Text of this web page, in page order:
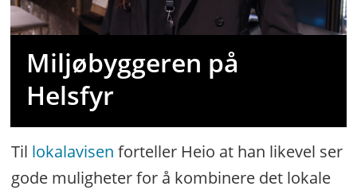
Miljøbyggeren på
Helsfyr
Til lokalavisen forteller Heio at han likevel ser
gode muligheter for å kombinere det lokale